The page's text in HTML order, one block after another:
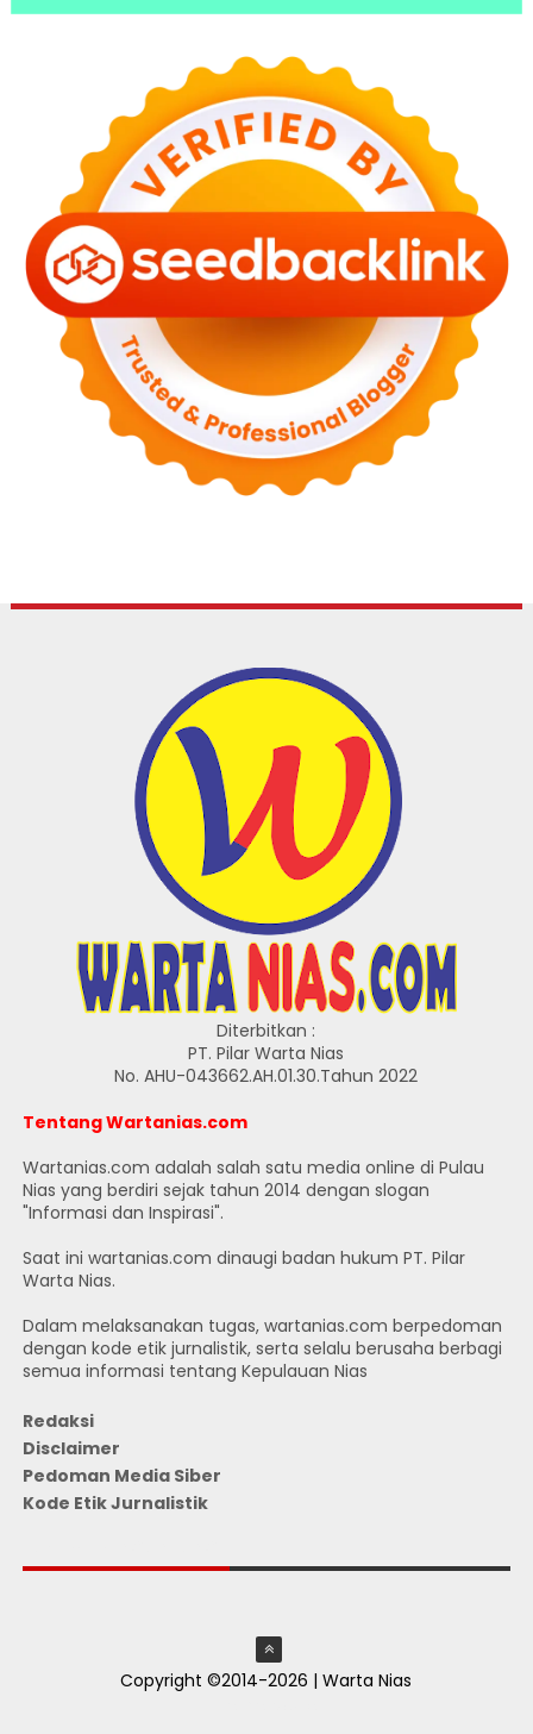
Diterbitkan :
PT. Pilar Warta Nias
No. AHU-043662.AH.01.30.Tahun 2022
Tentang Wartanias.com
Wartanias.com adalah salah satu media online di Pulau
Nias yang berdiri sejak tahun 2014 dengan slogan
"Informasi dan Inspirasi".
Saat ini wartanias.com dinaugi badan hukum PT. Pilar
Warta Nias.
Dalam melaksanakan tugas, wartanias.com berpedoman
dengan kode etik jurnalistik, serta selalu berusaha berbagi
semua informasi tentang Kepulauan Nias
Redaksi
Disclaimer
Pedoman Media Siber
Kode Etik Jurnalistik
Copyright ©2014-2026 | Warta Nias